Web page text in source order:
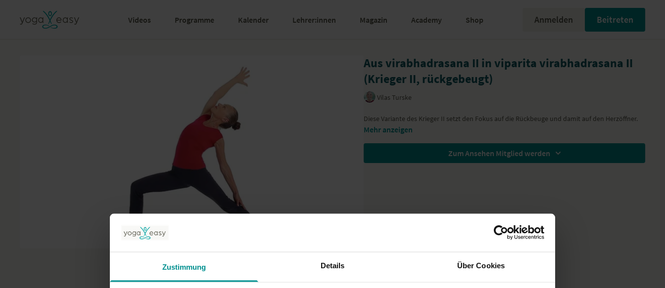
Zustimmung Details Über Cookies
Videos Programme Kalender Lehrer:innen Magazin Academy Shop Anmelden Beitreten
Aus virabhadrasana II in viparita virabhadrasana II
(Krieger II, rückgebeugt)
Vilas Turske
Diese Variante des Krieger II setzt den Fokus auf die Rückbeuge und damit auf den Herzöffner.
Mehr anzeigen
Zum Ansehen Mitglied werden